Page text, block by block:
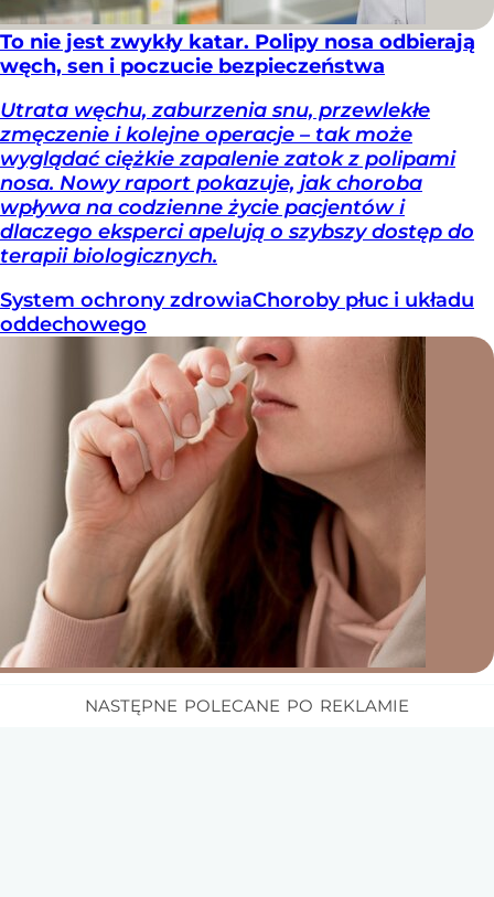
To nie jest zwykły katar. Polipy nosa odbierają
węch, sen i poczucie bezpieczeństwa
Utrata węchu, zaburzenia snu, przewlekłe
zmęczenie i kolejne operacje – tak może
wyglądać ciężkie zapalenie zatok z polipami
nosa. Nowy raport pokazuje, jak choroba
wpływa na codzienne życie pacjentów i
dlaczego eksperci apelują o szybszy dostęp do
terapii biologicznych.
System ochrony zdrowiaChoroby płuc i układu
oddechowego